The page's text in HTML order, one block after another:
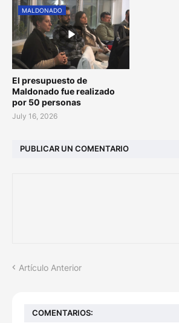
MALDONADO
El presupuesto de
Maldonado fue realizado
por 50 personas
July 16, 2026
PUBLICAR UN COMENTARIO
Artículo Anterior
COMENTARIOS: